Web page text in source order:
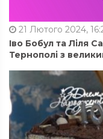
21 Лютого 2024,
Іво Бобул та Ліля
Тернополі з